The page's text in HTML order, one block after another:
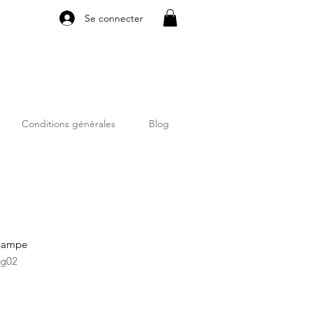
Se connecter
Conditions générales Blog